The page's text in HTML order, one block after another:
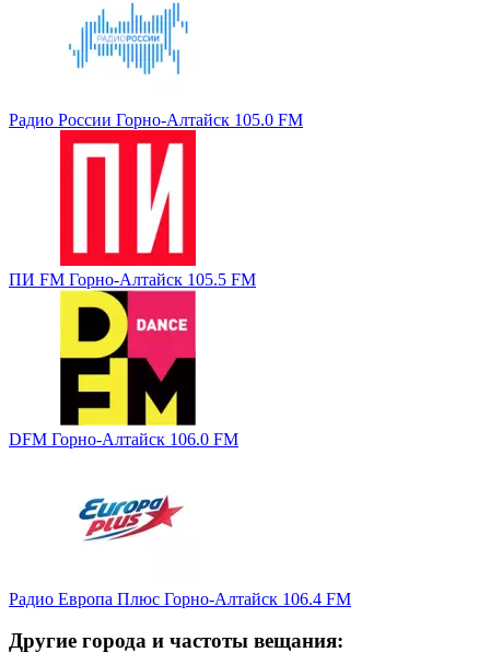
Радио России Горно-Алтайск 105.0 FM
ПИ FM Горно-Алтайск 105.5 FM
DFM Горно-Алтайск 106.0 FM
Радио Европа Плюс Горно-Алтайск 106.4 FM
Другие города и частоты вещания: